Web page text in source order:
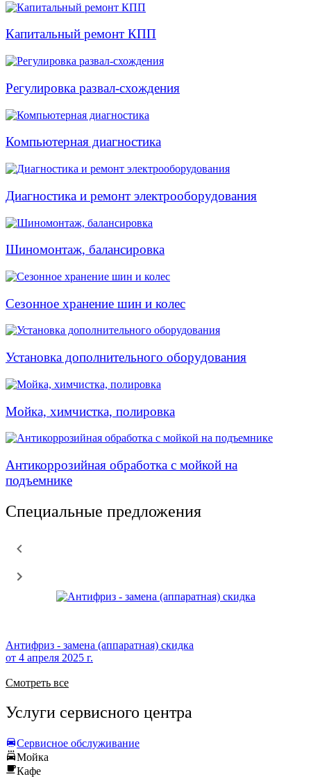
Капитальный ремонт КПП
Регулировка развал-схождения
Компьютерная диагностика
Диагностика и ремонт электрооборудования
Шиномонтаж, балансировка
Сезонное хранение шин и колес
Установка дополнительного оборудования
Мойка, химчистка, полировка
Антикоррозийная обработка с мойкой на
подъемнике
Специальные предложения
Антифриз - замена (аппаратная) скидка
от 4 апреля 2025 г.
Смотреть все
Услуги сервисного центра
Сервисное обслуживание
Мойка
Кафе